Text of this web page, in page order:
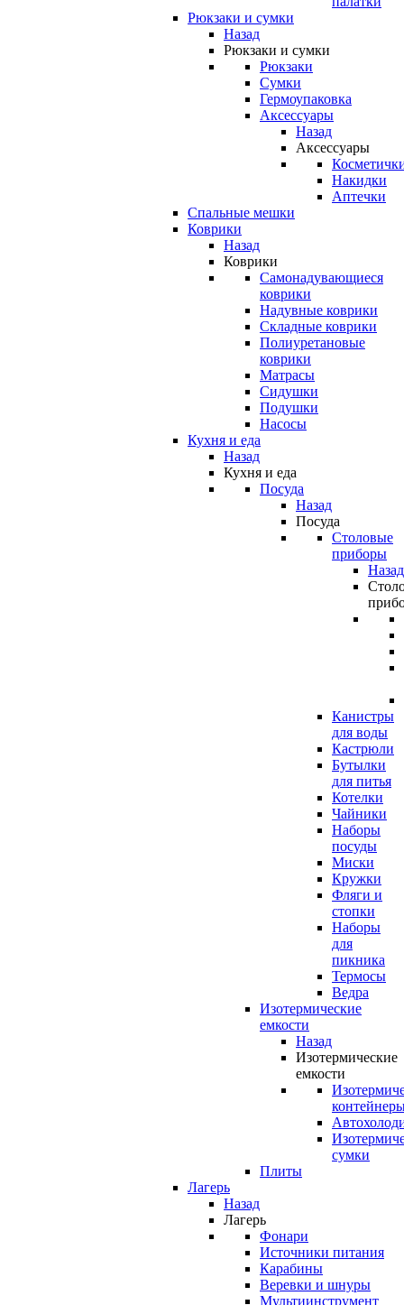
Рюкзаки и сумки
Назад
Рюкзаки и сумки
Рюкзаки
Сумки
Гермоупаковка
Аксессуары
Назад
Аксессуары
Накидки
Аптечки
Спальные мешки
Коврики
Назад
Коврики
Самонадувающиеся
коврики
Надувные коврики
Складные коврики
Полиуретановые
коврики
Матрасы
Сидушки
Подушки
Насосы
Кухня и еда
Назад
Кухня и еда
Посуда
Назад
Посуда
Столовые
приборы
Назад
Канистры
для воды
Кастрюли
Бутылки
для питья
Котелки
Чайники
Наборы
посуды
Миски
Кружки
Фляги и
стопки
Наборы
для
пикника
Термосы
Ведра
Изотермические
емкости
Назад
Изотермические
емкости
сумки
Плиты
Лагерь
Назад
Лагерь
Фонари
Источники питания
Карабины
Веревки и шнуры
Мультиинструмент